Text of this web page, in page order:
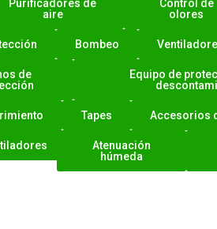
Purificadores de
aire
Control de
olores
Bombeo
de
Equipo de
Tapes Accesorios
Atenuación
húmeda